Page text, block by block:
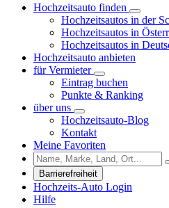
Hochzeitsauto finden
Hochzeitsautos in der
Hochzeitsautos in
Hochzeitsautos in
Hochzeitsauto anbieten
für Vermieter
Eintrag buchen
Punkte & Ranking
über uns
Hochzeitsauto-Blog
Kontakt
Meine Favoriten
Barrierefreiheit
Hochzeits-Auto Login
Hilfe